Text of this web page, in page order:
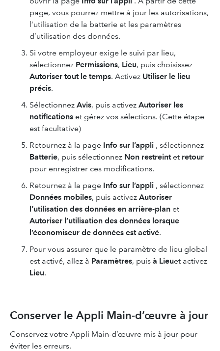
page, vous pourrez mettre à jour les autorisations,
l’utilisation de la batterie et les paramètres
d’utilisation des données.
Si votre employeur exige le suivi par lieu,
sélectionnez Permissions, Lieu, puis choisissez
Autoriser tout le temps. Activez Utiliser le lieu
précis.
Sélectionnez Avis, puis activez Autoriser les
notifications et gérez vos sélections. (Cette étape
est facultative)
Retournez à la page Info sur l’appli , sélectionnez
Batterie, puis sélectionnez Non restreintet retour
pour enregistrer ces modifications.
Retournez à la page Info sur l’appli , sélectionnez
Données mobiles, puis activez Autoriser
l’utilisation des données en arrière-plan et
Autoriser l’utilisation des données lorsque
l’économiseur de données est activé.
Pour vous assurer que le paramètre de lieu global
est activé, allez à Paramètres, puis à Lieuet activez
Lieu.
Conserver le Appli Main-d’œuvre à jour
Conservez votre Appli Main-d’œuvre mis à jour pour
éviter les erreurs.